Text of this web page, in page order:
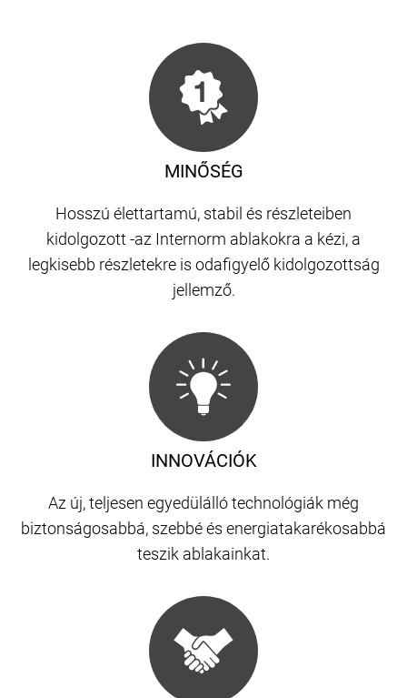
MINŐSÉG
Hosszú élettartamú, stabil és részleteiben
kidolgozott -az Internorm ablakokra a kézi, a
legkisebb részletekre is odafigyelő kidolgozottság
jellemző.
INNOVÁCIÓK
Az új, teljesen egyedülálló technológiák még
biztonságosabbá, szebbé és energiatakarékosabbá
teszik ablakainkat.